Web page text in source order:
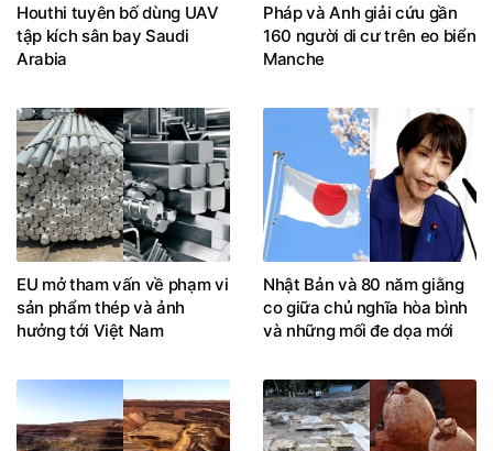
Houthi tuyên bố dùng UAV
tập kích sân bay Saudi
Arabia
Pháp và Anh giải cứu gần
160 người di cư trên eo biển
Manche
EU mở tham vấn về phạm vi
sản phẩm thép và ảnh
hưởng tới Việt Nam
Nhật Bản và 80 năm giằng
co giữa chủ nghĩa hòa bình
và những mối đe dọa mới